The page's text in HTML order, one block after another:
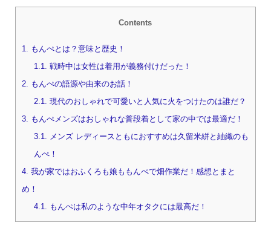
Contents
1. もんぺとは？意味と歴史！
1.1. 戦時中は女性は着用が義務付けだった！
2. もんぺの語源や由来のお話！
2.1. 現代のおしゃれで可愛いと人気に火をつけたのは誰だ？
3. もんぺメンズはおしゃれな普段着として家の中では最適だ！
3.1. メンズ レディースともにおすすめは久留米絣と紬織のも
んぺ！
4. 我が家ではおふくろも娘ももんぺで畑作業だ！感想とまと
め！
4.1. もんぺは私のような中年オタクには最高だ！